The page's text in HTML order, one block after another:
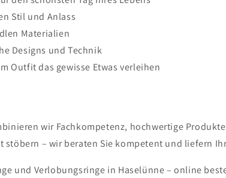
Stil und Anlass
Materialien
Designs und Technik
Outfit das gewisse Etwas verleihen
wir Fachkompetenz, hochwertige
– wir beraten Sie kompetent und liefern
und Verlobungsringe in Haselünne – online